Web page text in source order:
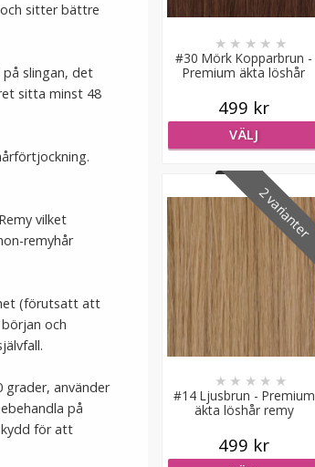
sitter bättre
slingan, det
sitta minst 48
vilket
remyhår
(förutsatt att
och
använder
på
för att
#30 Mörk Kopparbrun -
Premium äkta löshår
★ ★ ★ ★ ★
499 kr
VÄLJ
2 varianter
#14 Ljusbrun - Premium
äkta löshår remy
★ ★ ★ ★ ★
499 kr